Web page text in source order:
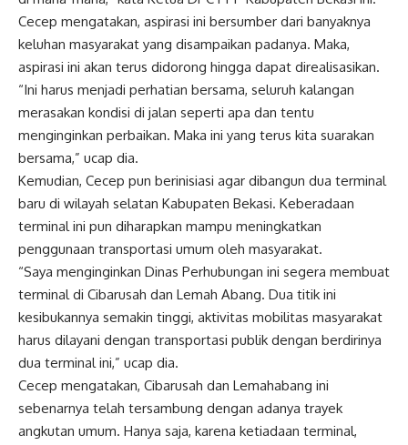
Cecep mengatakan, aspirasi ini bersumber dari banyaknya
keluhan masyarakat yang disampaikan padanya. Maka,
aspirasi ini akan terus didorong hingga dapat direalisasikan.
“Ini harus menjadi perhatian bersama, seluruh kalangan
merasakan kondisi di jalan seperti apa dan tentu
menginginkan perbaikan. Maka ini yang terus kita suarakan
bersama,” ucap dia.
Kemudian, Cecep pun berinisiasi agar dibangun dua terminal
baru di wilayah selatan Kabupaten Bekasi. Keberadaan
terminal ini pun diharapkan mampu meningkatkan
penggunaan transportasi umum oleh masyarakat.
“Saya menginginkan Dinas Perhubungan ini segera membuat
terminal di Cibarusah dan Lemah Abang. Dua titik ini
kesibukannya semakin tinggi, aktivitas mobilitas masyarakat
harus dilayani dengan transportasi publik dengan berdirinya
dua terminal ini,” ucap dia.
Cecep mengatakan, Cibarusah dan Lemahabang ini
sebenarnya telah tersambung dengan adanya trayek
angkutan umum. Hanya saja, karena ketiadaan terminal,